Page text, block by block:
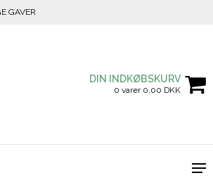
GAVER
DIN INDKØBSKURV
0 varer 0,00 DKK